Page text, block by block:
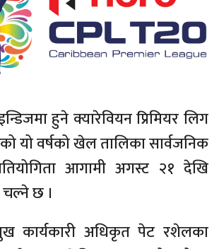
हुने क्यारेवियन प्रिमियर लिग
यो वर्षको खेल तालिका सार्वजनिक
आगामी अगस्ट २१ देखि
चल्ने छ ।
कार्यकारी अधिकृत पेट रशेलका